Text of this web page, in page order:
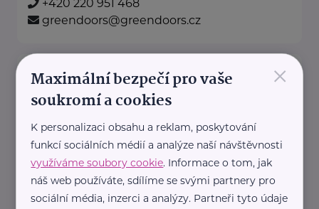
+420 220 951 468
greendoors@greendoors.cz
Klub svobodných matek z.s.
Dukelských hrdinů 34 Praha 7
"Pomáháme rodičům a jejich
dětem."
Rodinám samoživitelů z celé ČR
poskytujeme finanční, materiální,
×
Maximální bezpečí pro vaše
soukromí a cookies
K personalizaci obsahu a reklam, poskytování
funkcí sociálních médií a analýze naší návštěvnosti
využíváme soubory cookie. Informace o tom, jak
náš web používáte, sdílíme se svými partnery pro
sociální média, inzerci a analýzy. Partneři tyto údaje